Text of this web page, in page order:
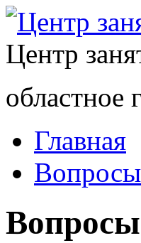
Центр
областное
Главная